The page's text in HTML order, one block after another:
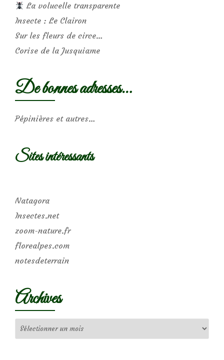
La volucelle transparente
Insecte : Le Clairon
Sur les fleurs de circe…
Corise de la Jusquiame
De bonnes adresses…
Pépinières et autres…
Sites intéressants
Natagora
Insectes.net
zoom-nature.fr
florealpes.com
notesdeterrain
Archives